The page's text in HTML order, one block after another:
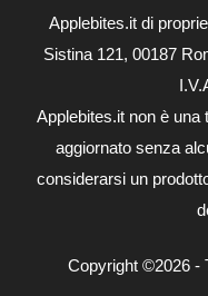
Applebites.it di
Sistina 121, 00187
Applebites.it non è una
aggiornato senza
considerarsi un
Copyright ©2026 -